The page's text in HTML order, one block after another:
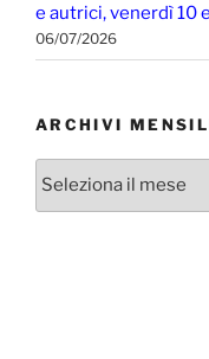
e autrici, venerdì 10
06/07/2026
ARCHIVI
Archivi